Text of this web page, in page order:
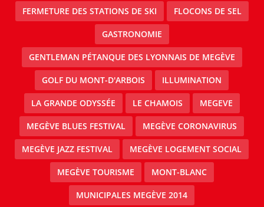
FERMETURE DES STATIONS DE SKI FLOCONS DE SEL
GASTRONOMIE
GENTLEMAN PÉTANQUE DES LYONNAIS DE MEGÈVE
GOLF DU MONT-D'ARBOIS ILLUMINATION
LA GRANDE ODYSSÉE LE CHAMOIS MEGEVE
MEGÈVE BLUES FESTIVAL MEGÈVE CORONAVIRUS
MEGÈVE JAZZ FESTIVAL MEGÈVE LOGEMENT SOCIAL
MEGÈVE TOURISME MONT-BLANC
MUNICIPALES MEGÈVE 2014